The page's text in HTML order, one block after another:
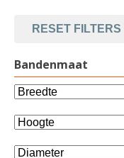
RESET FILTERS
Bandenmaat